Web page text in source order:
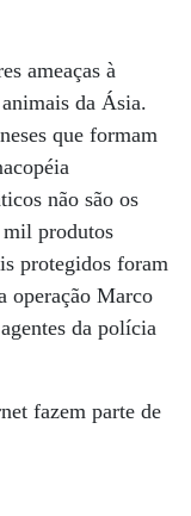
ameaças à
da Ásia.
que formam
não são os
produtos
protegidos foram
operação Marco
da polícia
fazem parte de